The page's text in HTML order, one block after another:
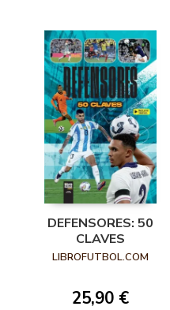
DEFENSORES: 50
CLAVES
LIBROFUTBOL.COM
25,90 €